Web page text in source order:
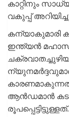
കാറ്റിനും
വകുപ്പ്
കന്യാകുമാരി
ഇന്ത്യന്‍
ആന്‍ഡമാന്‍